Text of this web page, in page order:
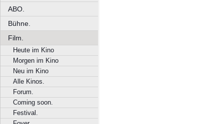
ABO.
Bühne.
Film.
Heute im Kino
Morgen im Kino
Neu im Kino
Alle Kinos.
Forum.
Coming soon.
Festival.